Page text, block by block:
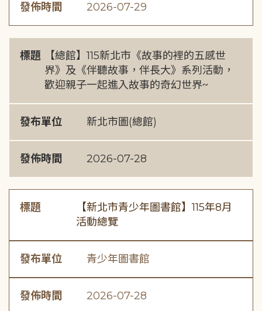
發佈時間 2026-07-29
標題
【總館】115新北市《故事的裡的五感世
界》及《伴聽故事，伴長大》系列活動，
歡迎親子一起進入故事的奇幻世界~
發布單位 新北市圖(總館)
發佈時間 2026-07-28
標題
【新北市青少年圖書館】115年8月
活動總覽
發布單位 青少年圖書館
發佈時間 2026-07-28